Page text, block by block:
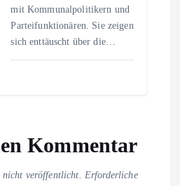
mit Kommunalpolitikern und
Parteifunktionären. Sie zeigen
sich enttäuscht über die…
Kommentar
veröffentlicht.
Erforderliche